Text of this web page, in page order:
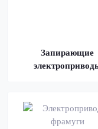
Запирающие